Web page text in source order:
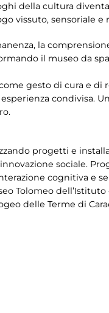
della cultura
vissuto, sensoriale e
la
il museo da
gesto di cura e di
condivisa.
progetti e
sociale.
cognitiva e
Tolomeo dell’Istituto
delle Terme di